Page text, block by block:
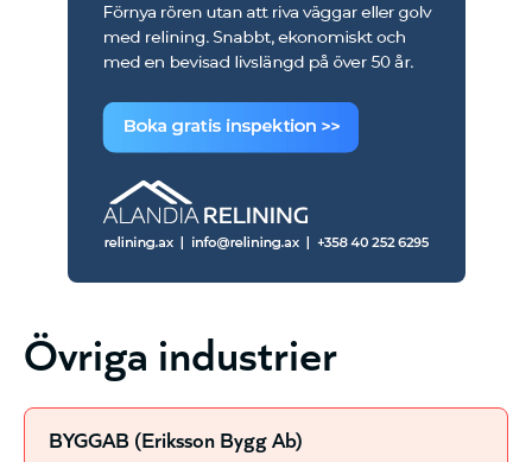
Övriga industrier
BYGGAB (Eriksson Bygg Ab)